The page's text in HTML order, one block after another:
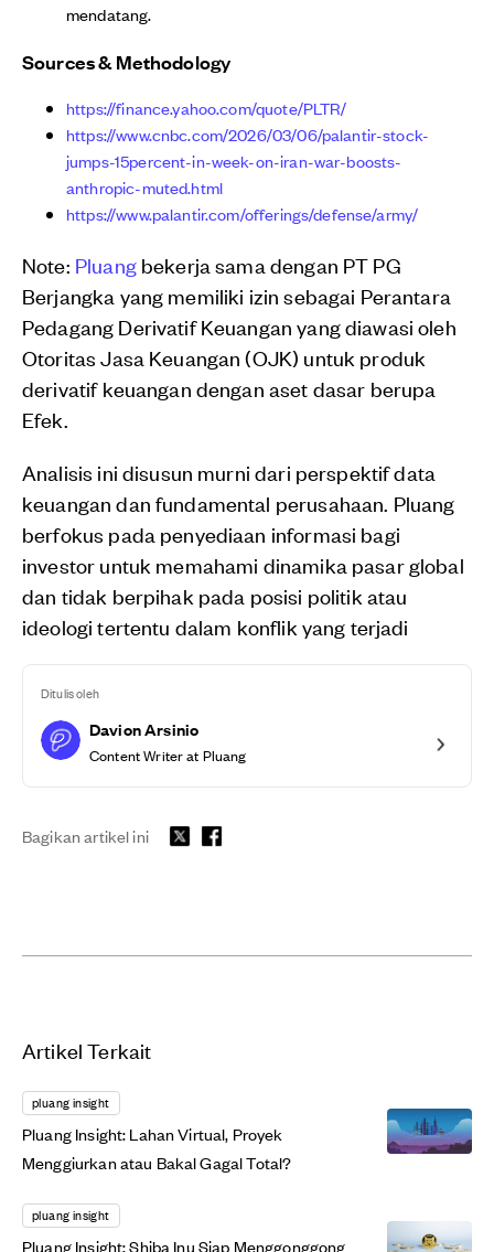
mendatang.
Sources & Methodology
https://finance.yahoo.com/quote/PLTR/
https://www.cnbc.com/2026/03/06/palantir-stock-
jumps-15percent-in-week-on-iran-war-boosts-
anthropic-muted.html
https://www.palantir.com/offerings/defense/army/
Note: Pluangbekerja sama dengan PT PG
Berjangka yang memiliki izin sebagai Perantara
Pedagang Derivatif Keuangan yang diawasi oleh
Otoritas Jasa Keuangan (OJK) untuk produk
derivatif keuangan dengan aset dasar berupa
Efek.
Analisis ini disusun murni dari perspektif data
keuangan dan fundamental perusahaan. Pluang
berfokus pada penyediaan informasi bagi
investor untuk memahami dinamika pasar global
dan tidak berpihak pada posisi politik atau
ideologi tertentu dalam konflik yang terjadi
Ditulis oleh
Davion Arsinio
Content Writer at Pluang
Bagikan artikel ini
Artikel Terkait
pluang insight
Pluang Insight: Lahan Virtual, Proyek
Menggiurkan atau Bakal Gagal Total?
pluang insight
Pluang Insight: Shiba Inu Siap Menggonggong